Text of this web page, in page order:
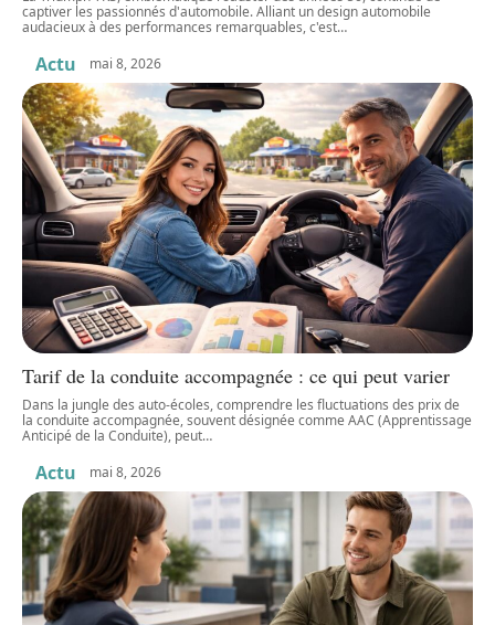
captiver les passionnés d'automobile. Alliant un design automobile
audacieux à des performances remarquables, c'est…
Actu mai 8, 2026
Tarif de la conduite accompagnée : ce qui peut varier
Dans la jungle des auto-écoles, comprendre les fluctuations des prix de
la conduite accompagnée, souvent désignée comme AAC (Apprentissage
Anticipé de la Conduite), peut…
Actu mai 8, 2026